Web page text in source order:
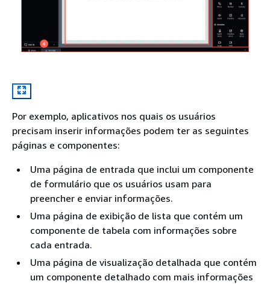
Por exemplo, aplicativos nos quais os usuários
precisam inserir informações podem ter as seguintes
páginas e componentes:
Uma página de entrada que inclui um componente
de formulário que os usuários usam para
preencher e enviar informações.
Uma página de exibição de lista que contém um
componente de tabela com informações sobre
cada entrada.
Uma página de visualização detalhada que contém
um componente detalhado com mais informações